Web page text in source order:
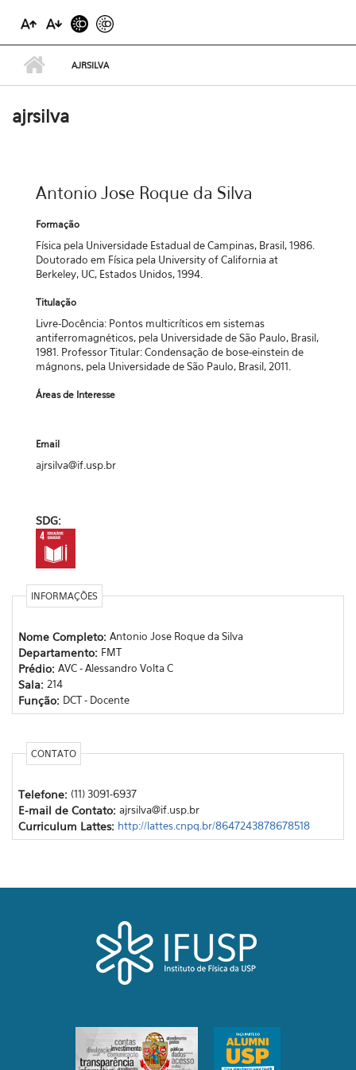
AJRSILVA
ajrsilva
Antonio Jose Roque da Silva
Formação
Física pela Universidade Estadual de Campinas, Brasil, 1986.
Doutorado em Física pela University of California at
Berkeley, UC, Estados Unidos, 1994.
Titulação
Livre-Docência: Pontos multicríticos em sistemas
antiferromagnéticos, pela Universidade de São Paulo, Brasil,
1981. Professor Titular: Condensação de bose-einstein de
mágnons, pela Universidade de São Paulo, Brasil, 2011.
Áreas de Interesse
Email
ajrsilva@if.usp.br
SDG:
INFORMAÇÕES
Nome Completo: Antonio Jose Roque da Silva
Departamento: FMT
Prédio: AVC - Alessandro Volta C
Sala: 214
Função: DCT - Docente
CONTATO
Telefone: (11) 3091-6937
E-mail de Contato: ajrsilva@if.usp.br
Curriculum Lattes: http://lattes.cnpq.br/8647243878678518